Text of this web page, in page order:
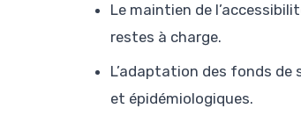
Le maintien de
restes à charge.
L’adaptation des fonds
et épidémiologiques.